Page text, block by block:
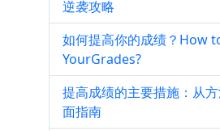
逆袭攻略
如何提高你的成绩？How
YourGrades?
提高成绩的主要措施：从
面指南